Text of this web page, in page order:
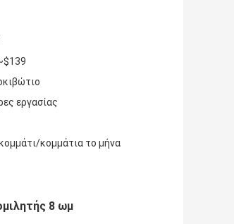
εργασίας
κομμάτια το μήνα
8 ωμ